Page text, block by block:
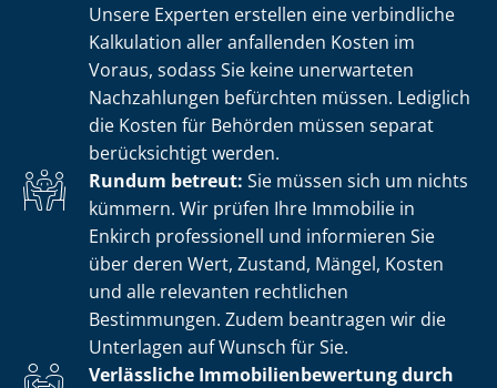
Unsere Experten erstellen eine verbindliche
Kalkulation aller anfallenden Kosten im
Voraus, sodass Sie keine unerwarteten
Nachzahlungen befürchten müssen. Lediglich
die Kosten für Behörden müssen separat
berücksichtigt werden.
Rundum betreut: Sie müssen sich um nichts
kümmern. Wir prüfen Ihre Immobilie in
Enkirch professionell und informieren Sie
über deren Wert, Zustand, Mängel, Kosten
und alle relevanten rechtlichen
Bestimmungen. Zudem beantragen wir die
Unterlagen auf Wunsch für Sie.
Verlässliche Im­mo­bi­li­en­be­wer­tung durch